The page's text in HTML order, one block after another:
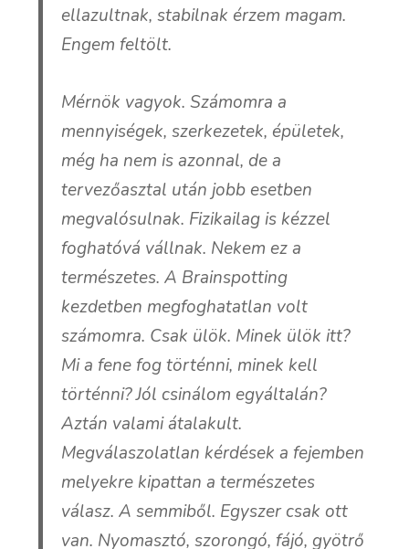
ellazultnak, stabilnak érzem magam.
Engem feltölt.
Mérnök vagyok. Számomra a
mennyiségek, szerkezetek, épületek,
még ha nem is azonnal, de a
tervezőasztal után jobb esetben
megvalósulnak. Fizikailag is kézzel
foghatóvá vállnak. Nekem ez a
természetes. A Brainspotting
kezdetben megfoghatatlan volt
számomra. Csak ülök. Minek ülök itt?
Mi a fene fog történni, minek kell
történni? Jól csinálom egyáltalán?
Aztán valami átalakult.
Megválaszolatlan kérdések a fejemben
melyekre kipattan a természetes
válasz. A semmiből. Egyszer csak ott
van. Nyomasztó, szorongó, fájó, gyötrő